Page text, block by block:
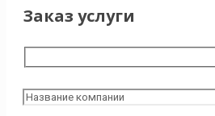
Заказ услуги